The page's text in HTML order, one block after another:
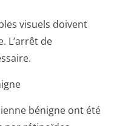
visuels doivent
L’arrêt de
bénigne ont été